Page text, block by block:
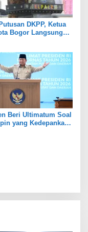
DKPP, Ketua
Bogor Langsung
Beri Ultimatum Soal
yang Kedepankan